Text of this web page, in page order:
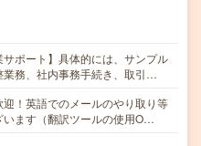
サポート】具体的には、サンプル
業務、社内事務手続き、取引…
！英語でのメールのやり取り等
います（翻訳ツールの使用O…